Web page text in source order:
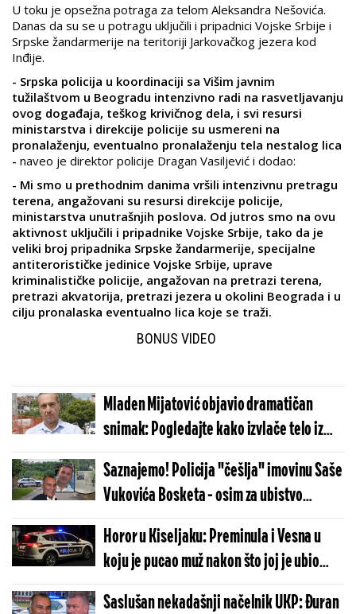
U toku je opsežna potraga za telom Aleksandra Nešovića.
Danas da su se u potragu uključili i pripadnici Vojske Srbije i
Srpske žandarmerije na teritoriji Jarkovačkog jezera kod
Inđije.
- Srpska policija u koordinaciji sa Višim javnim
tužilaštvom u Beogradu intenzivno radi na rasvetljavanju
ovog događaja, teškog krivičnog dela, i svi resursi
ministarstva i direkcije policije su usmereni na
pronalaženju, eventualno pronalaženju tela nestalog lica
- naveo je direktor policije Dragan Vasiljević i dodao:
- Mi smo u prethodnim danima vršili intenzivnu pretragu
terena, angažovani su resursi direkcije policije,
ministarstva unutrašnjih poslova. Od jutros smo na ovu
aktivnost uključili i pripadnike Vojske Srbije, tako da je
veliki broj pripadnika Srpske žandarmerije, specijalne
antiterorističke jedinice Vojske Srbije, uprave
kriminalističke policije, angažovan na pretrazi terena,
pretrazi akvatorija, pretrazi jezera u okolini Beograda i u
cilju pronalaska eventualno lica koje se traži.
BONUS VIDEO
Mladen Mijatović objavio dramatičan
snimak: Pogledajte kako izvlače telo iz
jezera (VIDEO)
Saznajemo! Policija "češlja" imovinu Saše
Vukovića Bosketa - osim za ubistvo
Nešoviča, osumnjičen i za ovo
Horor u Kiseljaku: Preminula i Vesna u
koju je pucao muž nakon što joj je ubio
majku
Saslušan nekadašnji načelnik UKP: Đuran